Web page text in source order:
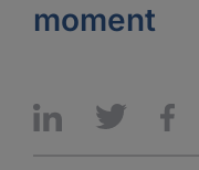
moment